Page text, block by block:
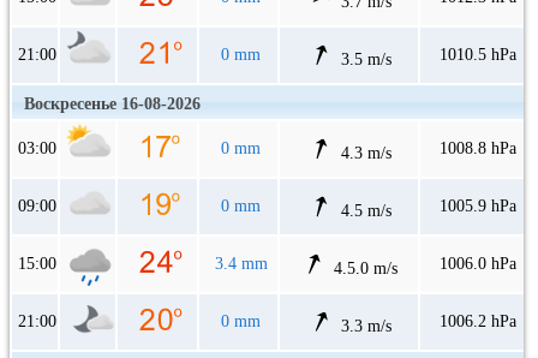
21:00 0 mm 3.5 m/s 1010.5 hPa
Воскресенье 16-08-2026
03:00 0 mm 4.3 m/s 1008.8 hPa
09:00 0 mm 4.5 m/s 1005.9 hPa
15:00 3.4 mm 4.5.0 m/s 1006.0 hPa
21:00 0 mm 3.3 m/s 1006.2 hPa